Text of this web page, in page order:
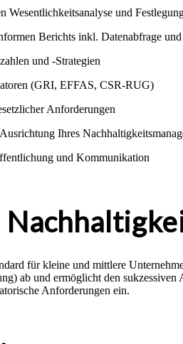
Wesentlichkeitsanalyse und
Berichts inkl. Datenabfrage
und -Strategien
(GRI, EFFAS, CSR-RUG)
Anforderungen
Ihres
und Kommunikation
für kleine und mittlere
ab und ermöglicht den
Anforderungen ein.